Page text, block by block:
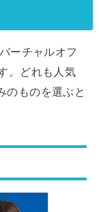
ーチャルオフ
。どれも人気
のものを選ぶと